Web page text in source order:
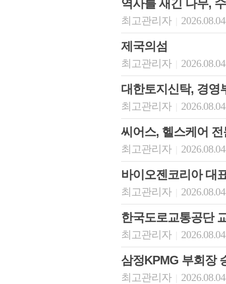
역사를 새긴 나무,
최고관리자
제국의섬
최고관리자
대한토지신탁, 경영
최고관리자
씨어스, 헬스케어 전
최고관리자
바이오젠코리아 대
최고관리자
한국도로교통공단
최고관리자
삼정KPMG 부회장
최고관리자